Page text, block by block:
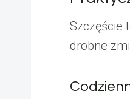
Szczęście
drobne